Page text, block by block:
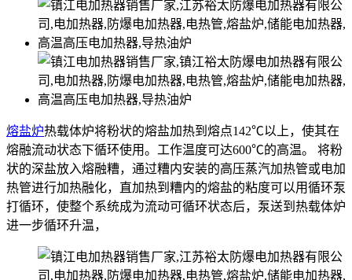
熔盐炉热载体炉将粉状的熔盐加热到熔点142℃以上，使其在
熔融流动状态下循环使用。工作温度可达600℃的高温。 将粉
状的深盐放入熔融糟，通过糟内安装的高压蒸汽加热管或电加
热管进行加热融化，直加热到糟内的熔盐的粘度可以用循环泵
打循环，使整个系统成为流动可循环状态后，泵送到热载体炉
进一步循环升温，